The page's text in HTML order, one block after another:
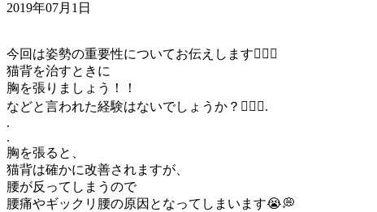
2019年07月1日
今回は姿勢の重要性についてお伝えします🙆‍♀️✨
猫背を治すときに
胸を張りましょう！！
などと言われた経験はないでしょうか？🧘‍♀️✨.
.
.
胸を張ると、
猫背は確かに改善されますが、
腰が反ってしまうので
腰痛やギックリ腰の原因となってしまいます😭💭